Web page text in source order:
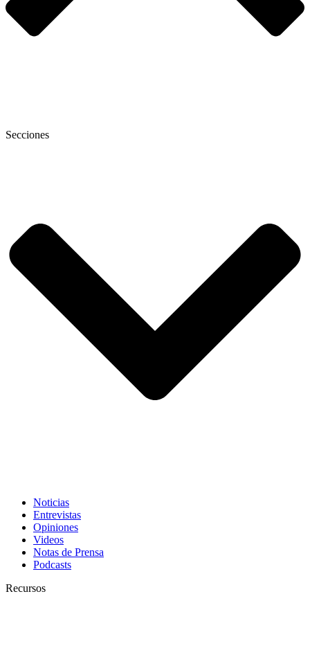
Secciones
Noticias
Entrevistas
Opiniones
Videos
Notas de Prensa
Podcasts
Recursos